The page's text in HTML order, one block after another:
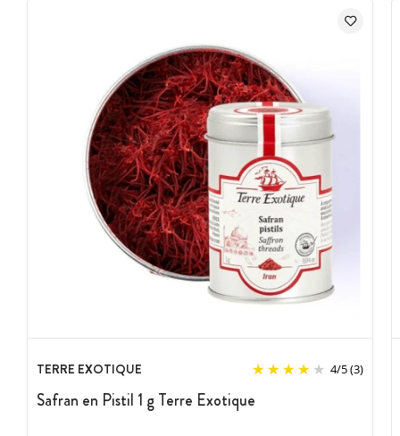
TERRE EXOTIQUE 4/5(3)
Safran en Pistil 1 g Terre Exotique